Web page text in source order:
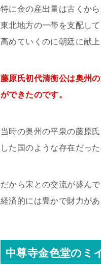
特に金の産出量は古くか
東北地方の一帯を支配し
高めていくのに朝廷に献
藤原氏初代清衡公は奥州
ができたのです。
当時の奥州の平泉の藤原
した国のような存在だった
だから宋との交流が盛ん
経済的には豊かで財力があ
中尊寺金色堂のミ